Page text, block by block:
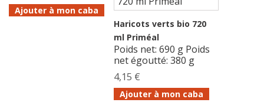
Ajouter à mon caba
Haricots verts bio 720
ml Priméal
Poids net: 690 g Poids
net égoutté: 380 g
4,15 €
Ajouter à mon caba